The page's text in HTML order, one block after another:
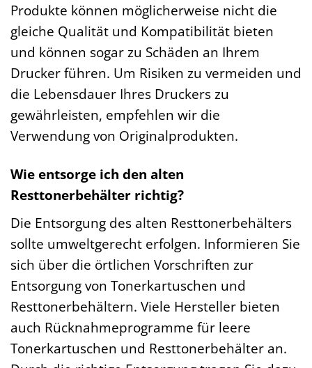
Produkte können möglicherweise nicht die
gleiche Qualität und Kompatibilität bieten
und können sogar zu Schäden an Ihrem
Drucker führen. Um Risiken zu vermeiden und
die Lebensdauer Ihres Druckers zu
gewährleisten, empfehlen wir die
Verwendung von Originalprodukten.
Wie entsorge ich den alten
Resttonerbehälter richtig?
Die Entsorgung des alten Resttonerbehälters
sollte umweltgerecht erfolgen. Informieren Sie
sich über die örtlichen Vorschriften zur
Entsorgung von Tonerkartuschen und
Resttonerbehältern. Viele Hersteller bieten
auch Rücknahmeprogramme für leere
Tonerkartuschen und Resttonerbehälter an.